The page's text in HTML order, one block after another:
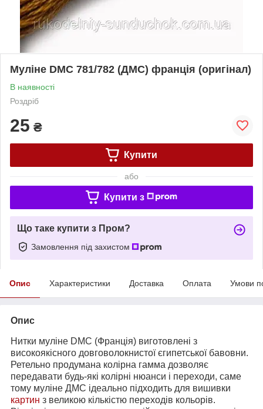
Муліне DMC 781/782 (ДМС) франція (оригінал)
В наявності
Роздріб
25 ₴
Купити
або
Купити з
Що таке купити з Пром?
Замовлення під захистом
Опис Характеристики Доставка Оплата Умови
Опис
Нитки муліне DMC (Франція) виготовлені з
високоякісного довговолокнистої єгипетської бавовни.
Ретельно продумана колірна гамма дозволяє
передавати будь-які колірні нюанси і переходи, саме
тому муліне ДМС ідеально підходить для вишивки
картин з великою кількістю переходів кольорів.